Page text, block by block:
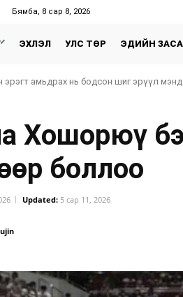
Бямба, 8 сар 8, 2026
ЭХЛЭЛ УЛС ТӨР ЭДИЙН
эрэгт амьдрах нь бодсон шиг эрүүл
Хошорюү
боллоо
Updated: 5 сар 11, 2026